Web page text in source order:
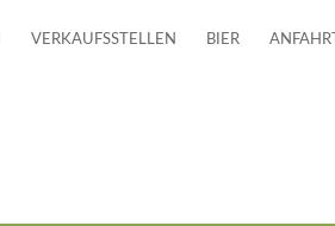
VERKAUFSSTELLEN BIER ANFAHRT